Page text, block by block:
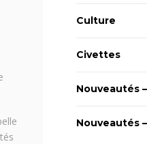
Culture
Civettes
Nouveautés
Nouveautés